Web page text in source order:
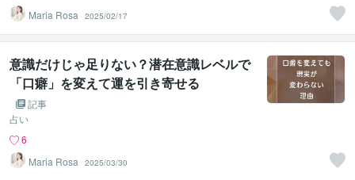
Maria Rosa
2025/02/17
意識だけじゃ足りない？潜在意識レベルで
「口癖」を変えて運を引き寄せる
記事
占い
6
Maria Rosa
2025/03/30